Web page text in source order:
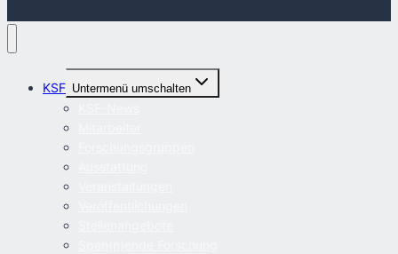
KSF Untermenü umschalten